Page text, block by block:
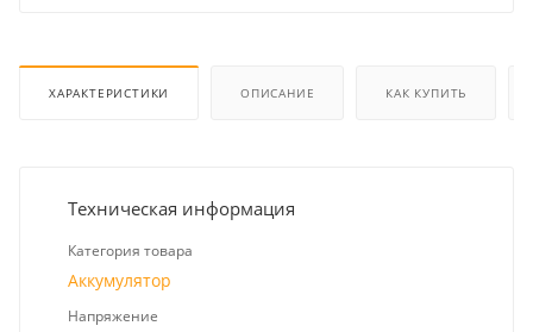
ХАРАКТЕРИСТИКИ ОПИСАНИЕ КАК КУПИТЬ
Техническая информация
Категория товара
Аккумулятор
Напряжение